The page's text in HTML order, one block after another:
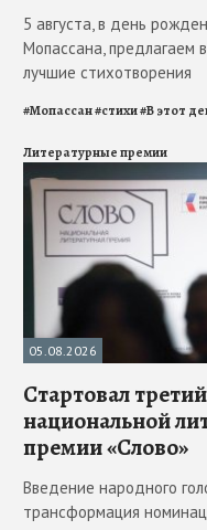
5 августа, в день
Мопассана, предлагаем
лучшие стихотворения
#Мопассан#стихи#В этот
Литературные премии
05.08.2026
Стартовал
национальной
премии «Слово»
Введение народного
трансформация